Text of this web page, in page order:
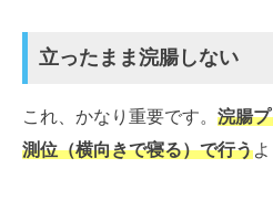
立ったまま浣腸しない
これ、かなり重要です。 浣腸
測位（横向きで寝る）で行う